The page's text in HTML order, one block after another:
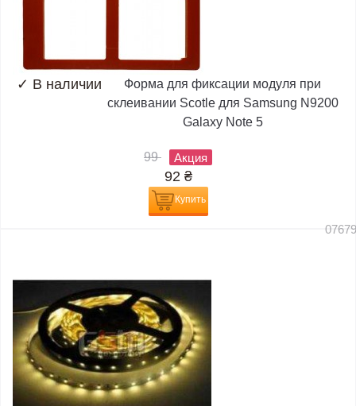
✓ В наличии
Форма для фиксации модуля при
склеивании Scotle для Samsung N9200
Galaxy Note 5
99 Акция
92 ₴
Купить